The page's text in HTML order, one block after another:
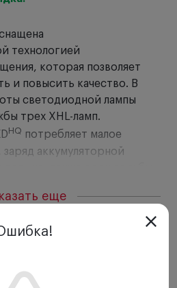
технологией
которая позволяет
и повысить качество. В
светодиодной лампы
трех XHL-ламп.
HQ потребляет малое
аккумуляторной
LED HQ практически не
еще